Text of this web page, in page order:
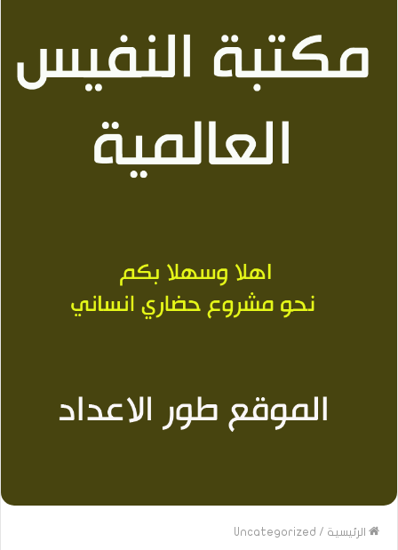
الرئيسية /
Uncategorized